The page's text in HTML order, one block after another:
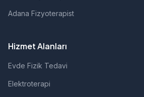
Adana Fizyoterapist
Hizmet Alanları
Evde Fizik Tedavi
Elektroterapi